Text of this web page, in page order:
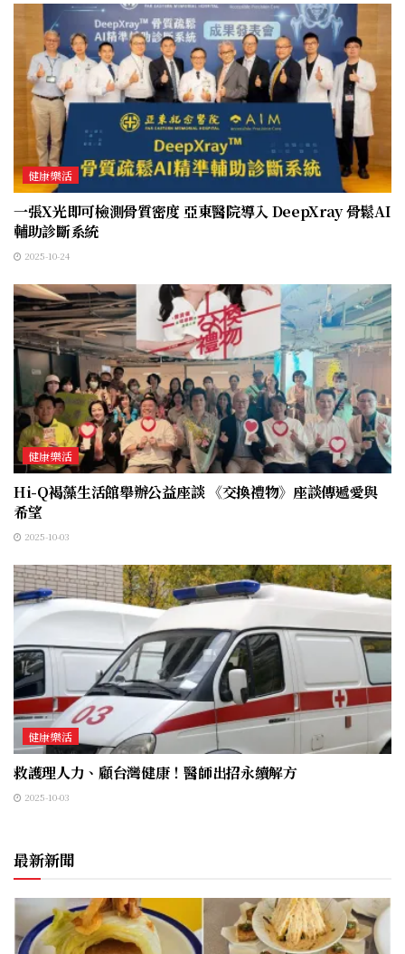
健康樂活
一張X光即可檢測骨質密度 亞東醫院導入 DeepXray 骨鬆AI
輔助診斷系統
2025-10-24
健康樂活
Hi-Q褐藻生活館舉辦公益座談 《交換禮物》座談傳遞愛與
希望
2025-10-03
健康樂活
救護理人力、顧台灣健康！醫師出招永續解方
2025-10-03
最新新聞